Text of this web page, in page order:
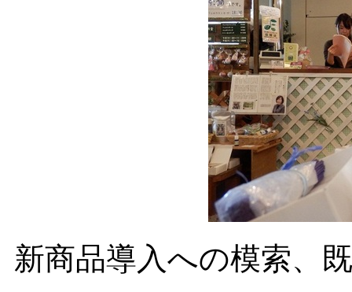
新商品導入への模索、